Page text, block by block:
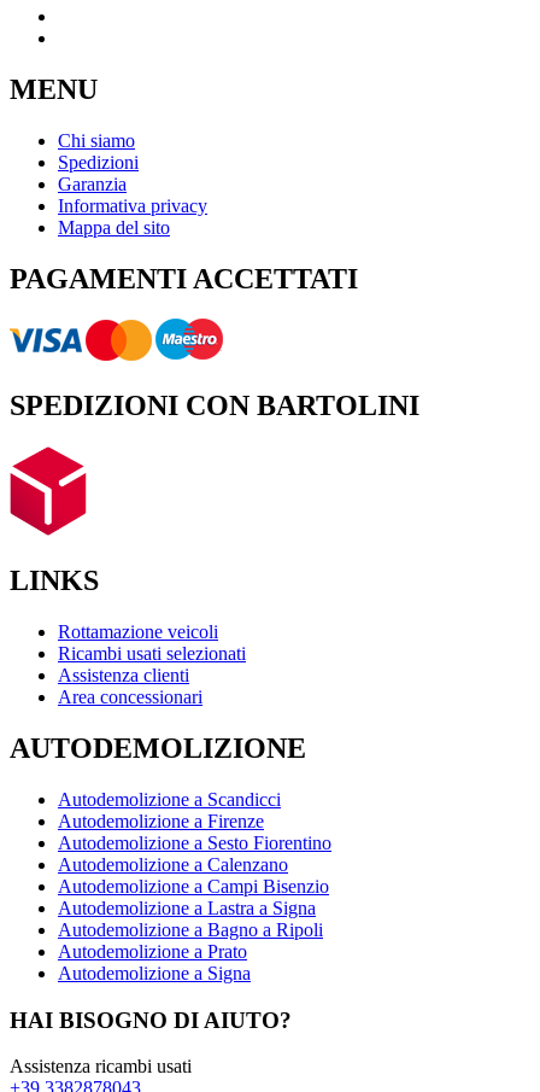
MENU
Chi siamo
Spedizioni
Garanzia
Informativa privacy
Mappa del sito
PAGAMENTI ACCETTATI
SPEDIZIONI CON BARTOLINI
LINKS
Rottamazione veicoli
Ricambi usati selezionati
Assistenza clienti
Area concessionari
AUTODEMOLIZIONE
Autodemolizione a Scandicci
Autodemolizione a Firenze
Autodemolizione a Sesto Fiorentino
Autodemolizione a Calenzano
Autodemolizione a Campi Bisenzio
Autodemolizione a Lastra a Signa
Autodemolizione a Bagno a Ripoli
Autodemolizione a Prato
Autodemolizione a Signa
HAI BISOGNO DI AIUTO?
Assistenza ricambi usati